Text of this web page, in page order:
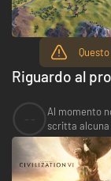
Riguardo al
Al momento
scritta alcuna